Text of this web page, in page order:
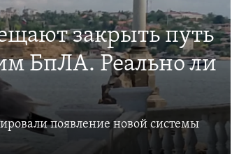
закрыть путь
БпЛА. Реально ли
появление новой системы